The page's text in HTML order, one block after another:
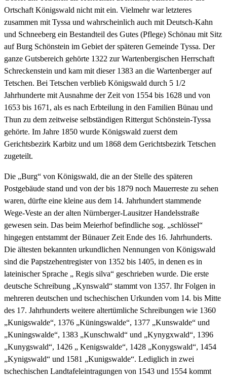
Ortschaft Königswald nicht mit ein. Vielmehr war letzteres
zusammen mit Tyssa und wahrscheinlich auch mit Deutsch-Kahn
und Schneeberg ein Bestandteil des Gutes (Pflege) Schönau mit Sitz
auf Burg Schönstein im Gebiet der späteren Gemeinde Tyssa. Der
ganze Gutsbereich gehörte 1322 zur Wartenbergischen Herrschaft
Schreckenstein und kam mit dieser 1383 an die Wartenberger auf
Tetschen. Bei Tetschen verblieb Königswald durch 5 1/2
Jahrhunderte mit Ausnahme der Zeit von 1554 bis 1628 und von
1653 bis 1671, als es nach Erbteilung in den Familien Bünau und
Thun zu dem zeitweise selbständigen Rittergut Schönstein-Tyssa
gehörte. Im Jahre 1850 wurde Königswald zuerst dem
Gerichtsbezirk Karbitz und um 1868 dem Gerichtsbezirk Tetschen
zugeteilt.
Die „Burg“ von Königswald, die an der Stelle des späteren
Postgebäude stand und von der bis 1879 noch Mauerreste zu sehen
waren, dürfte eine kleine aus dem 14. Jahrhundert stammende
Wege-Veste an der alten Nürnberger-Lausitzer Handelsstraße
gewesen sein. Das beim Meierhof befindliche sog. „schlössel“
hingegen entstammt der Bünauer Zeit Ende des 16. Jahrhunderts.
Die ältesten bekannten urkundlichen Nennungen von Königswald
sind die Papstzehentregister von 1352 bis 1405, in denen es in
lateinischer Sprache „ Regis silva“ geschrieben wurde. Die erste
deutsche Schreibung „Kynswald“ stammt von 1357. Ihr Folgen in
mehreren deutschen und tschechischen Urkunden vom 14. bis Mitte
des 17. Jahrhunderts weitere altertümliche Schreibungen wie 1360
„Kunigswalde“, 1376 „Küningswalde“, 1377 „Kunswalde“ und
„Kuningswalde“, 1383 „Kunschwald“ und „Kynygxwald“, 1396
„Kunygswald“, 1426 „ Kenigswalde“, 1428 „Konygswald“, 1454
„Kynigswald“ und 1581 „Kunigswalde“. Lediglich in zwei
tschechischen Landtafeleintragungen von 1543 und 1554 kommt